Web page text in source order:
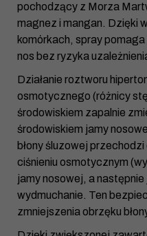
pochodzący z Morza
magnez i mangan. Dzięki
komórkach, spray
nos bez ryzyka
Działanie roztworu
osmotycznego (różnicy
środowiskiem zapalnie
środowiskiem jamy
błony śluzowej
ciśnieniu osmotycznym
jamy nosowej, a
wydmuchanie. Ten
zmniejszenia obrzęku